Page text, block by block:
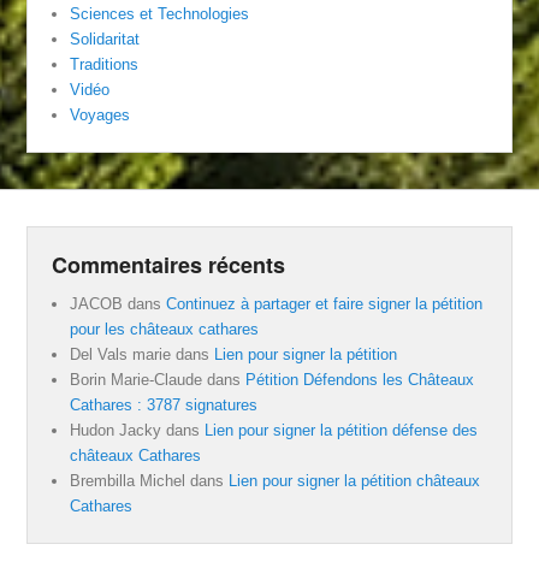
Sciences et Technologies
Solidaritat
Traditions
Vidéo
Voyages
Commentaires récents
JACOB dansContinuez à partager et faire signer la pétition
pour les châteaux cathares
Del Vals marie dans Lien pour signer la pétition
Borin Marie-Claude dans Pétition Défendons les Châteaux
Cathares : 3787 signatures
Hudon Jacky dans Lien pour signer la pétition défense des
châteaux Cathares
Brembilla Michel dans Lien pour signer la pétition châteaux
Cathares